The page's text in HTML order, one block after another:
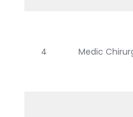
4 Medic